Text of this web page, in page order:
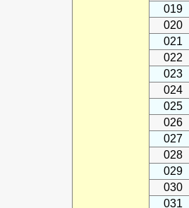
019
020
021
022
023
024
025
026
027
028
029
030
031